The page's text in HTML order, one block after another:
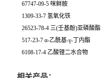
67747-09-5 咪鲜胺
1309-33-7 氢氧化铁
26523-78-4 三(壬基酚)亚磷酸酯
517-23-7 α-乙酰基-γ-丁内酯
6108-17-4 乙酸锂二水合物